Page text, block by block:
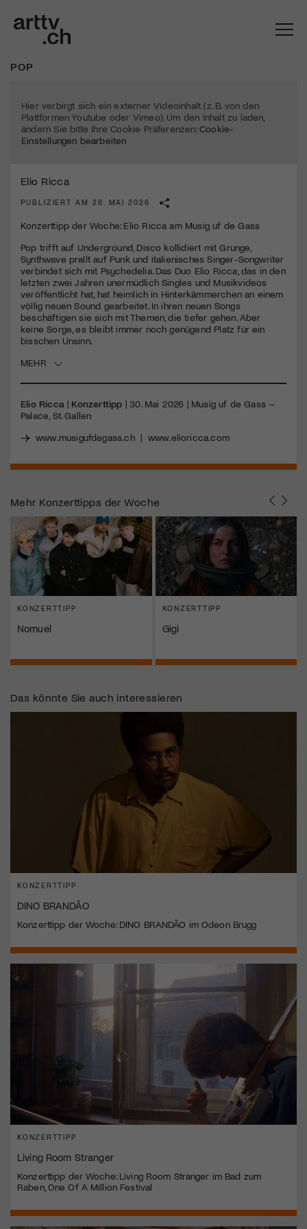
POP
Hier verbirgt sich ein externer Videoinhalt (z. B. von den
Plattformen Youtube oder Vimeo). Um den Inhalt zu laden,
ändern Sie bitte Ihre Cookie Präferenzen:Cookie-
Einstellungen bearbeiten
Elio Ricca
PUBLIZIERT AM 26. MAI 2026
Konzerttipp der Woche: Elio Ricca am Musig uf de Gass
Pop trifft auf Underground, Disco kollidiert mit Grunge,
Synthwave prallt auf Punk und italienisches Singer-Songwriter
verbindet sich mit Psychedelia. Das Duo Elio Ricca, das in den
letzten zwei Jahren unermüdlich Singles und Musikvideos
veröffentlicht hat, hat heimlich in Hinterkämmerchen an einem
völlig neuen Sound gearbeitet. In ihren neuen Songs
beschäftigen sie sich mit Themen, die tiefer gehen. Aber
keine Sorge, es bleibt immer noch genügend Platz für ein
bisschen Unsinn.
MEHR
Elio Ricca | Konzerttipp | 30. Mai 2026 | Musig uf de Gass –
Palace, St. Gallen
www.musigufdegass.ch| www.elioricca.com
Mehr Konzerttipps der Woche
KONZERTTIPP
Nomuel
KONZERTTIPP
Gigi
Das könnte Sie auch interessieren
KONZERTTIPP
DINO BRANDÃO
Konzerttipp der Woche: DINO BRANDÃO im Odeon Brugg
KONZERTTIPP
Living Room Stranger
Konzerttipp der Woche: Living Room Stranger im Bad zum
Raben, One Of A Million Festival
Mach mit: «Be Part of the Art»!
Engagiere dich als Kulturliebhaber:in, Kulturschaffende(r) oder
Kulturinstitution und unterstütze unsere Arbeit.
Mit deiner Mitgliedschaft erhältst du kostenlosen Zugang zu
diversen Kulturevents.
Jetzt Mitglied werden